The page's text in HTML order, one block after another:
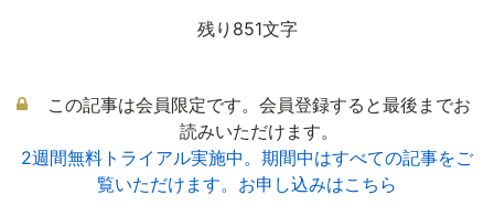
残り851文字
この記事は会員限定です。会員登録すると最後までお
読みいただけます。
2週間無料トライアル実施中。期間中はすべての記事をご
覧いただけます。お申し込みはこちら